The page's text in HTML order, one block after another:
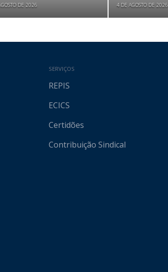
DE 2026 4 DE AGOSTO DE 2026
SERVIÇOS
REPIS
ECICS
Certidões
Contribuição Sindical